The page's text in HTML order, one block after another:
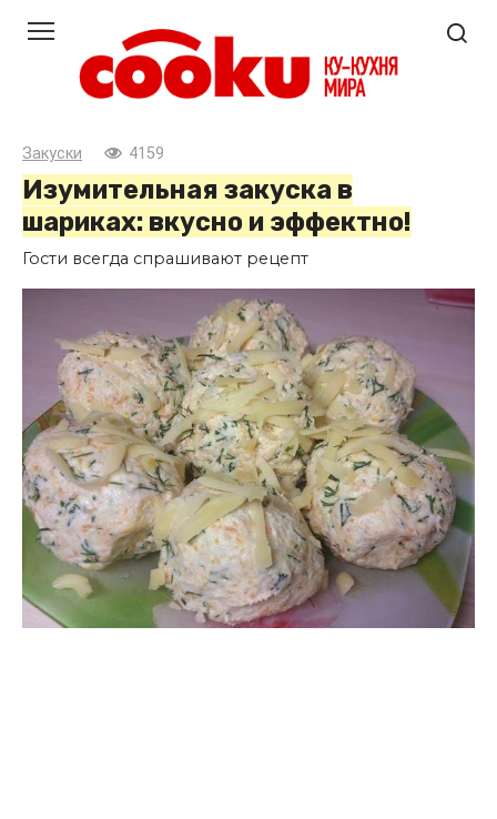
контенту
Закуски 4159
Изумительная закуска в
шариках: вкусно и эффектно!
Гости всегда спрашивают рецепт